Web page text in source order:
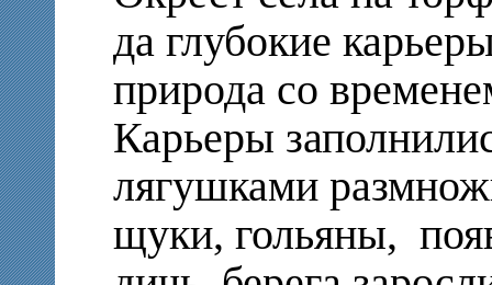
да глубокие
природа со
Карьеры
лягушками
щуки, гольяны,